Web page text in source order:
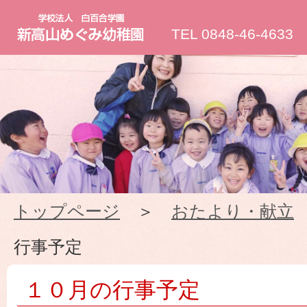
新
高
山
め
ぐ
み
幼
TEL 0848-46-4633
トップページ ＞ おたより・献立
行事予定
１０月の行事予定